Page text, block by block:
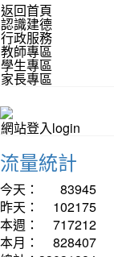
返回首頁
認識建德
行政服務
教師專區
學生專區
家長專區
網站登入login
流量統計
今天：
83945
昨天：
102175
本週：
717212
本月：
828407